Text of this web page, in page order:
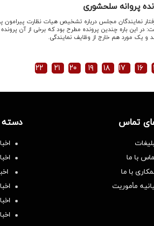
پروانه سلحشوری
نمایندگان مجلس درباره تشخیص هیات نظارت پیرامون
این باره چندین پرونده مطرح بود که برخی از آن پرونده
یک مورد هم خارج از وظایف نمایندگی.
۱۶ ۱۷ ۱۸ ۱۹ ۲۰ ۲۱ ۲۲
تماس
با ما
با ما
مأموریت
دسته